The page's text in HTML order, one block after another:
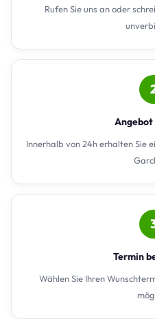
Rufen Sie uns an oder
Innerhalb von 24h erhalten Sie
Termin
Wählen Sie Ihren